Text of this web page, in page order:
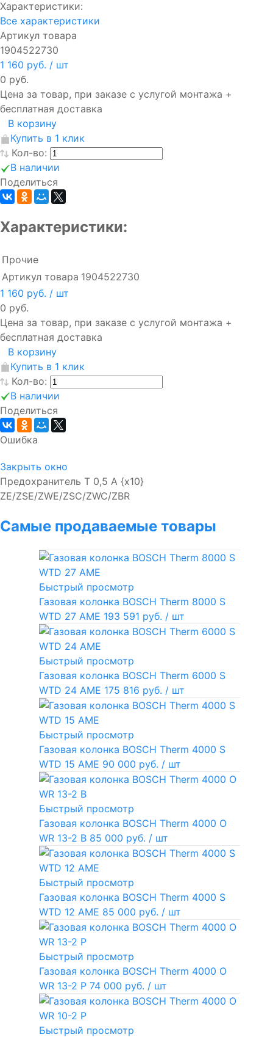
Характеристики:
Все характеристики
Артикул товара
1904522730
1 160 руб. / шт
0 руб.
Цена за товар, при заказе с услугой монтажа +
бесплатная доставка
В корзину
Купить в 1 клик
Кол-во:
В наличии
Поделиться
Характеристики:
Прочие
Артикул товара 1904522730
1 160 руб. / шт
0 руб.
Цена за товар, при заказе с услугой монтажа +
бесплатная доставка
В корзину
Купить в 1 клик
Кол-во:
В наличии
Поделиться
Ошибка
Закрыть окно
Предохранитель T 0,5 A {x10}
ZE/ZSE/ZWE/ZSC/ZWC/ZBR
Самые продаваемые товары
Быстрый просмотр
Газовая колонка BOSCH Therm 8000 S
WTD 27 AME 193 591 руб. / шт
Быстрый просмотр
Газовая колонка BOSCH Therm 6000 S
WTD 24 AME 175 816 руб. / шт
Быстрый просмотр
Газовая колонка BOSCH Therm 4000 S
WTD 15 AME 90 000 руб. / шт
Быстрый просмотр
Газовая колонка BOSCH Therm 4000 O
WR 13-2 В 85 000 руб. / шт
Быстрый просмотр
Газовая колонка BOSCH Therm 4000 S
WTD 12 AME 85 000 руб. / шт
Быстрый просмотр
Газовая колонка BOSCH Therm 4000 O
WR 13-2 P 74 000 руб. / шт
Быстрый просмотр